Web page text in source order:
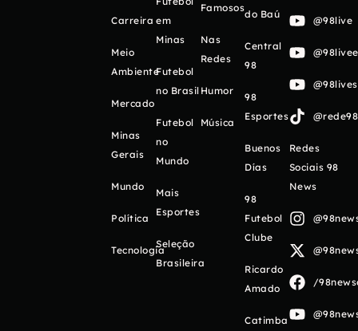
Carreira
Meio
Ambiente
Mercado
Minas
Gerais
Mundo
Política
Tecnologia
em
Minas
Futebol
no Brasil
Futebol
no
Mundo
Mais
Esportes
Seleção
Brasileira
Famosos
Nas
Redes
Humor
Música
do Baú
Central
98
98
Esportes
Buenos
Días
98
Futebol
Clube
Ricardo
Amado
Catimba
@98live
Redes
Sociais 98
News
/